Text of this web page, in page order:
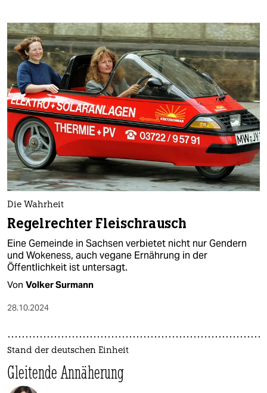
Die Wahrheit
Regelrechter Fleischrausch
Eine Gemeinde in Sachsen verbietet nicht nur Gendern
und Wokeness, auch vegane Ernährung in der
Öffentlichkeit ist untersagt.
Von Volker Surmann
28.10.2024
Stand der deutschen Einheit
Gleitende Annäherung